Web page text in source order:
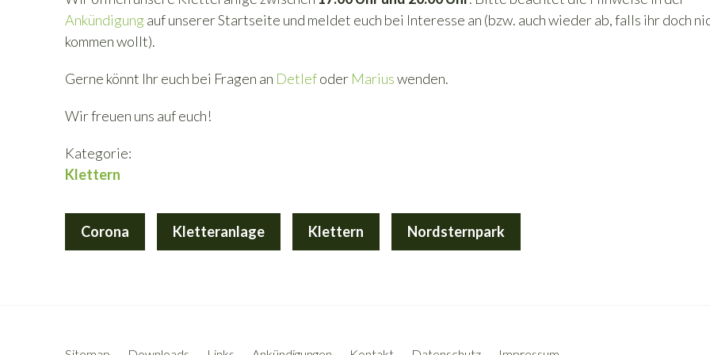
Ankündigung auf unserer Startseite und meldet euch bei Interesse an (bzw. auch wieder ab, falls ihr doch
kommen wollt).
Gerne könnt Ihr euch bei Fragen an Detlefoder Mariuswenden.
Wir freuen uns auf euch!
Kategorie:
Klettern
Corona Kletteranlage Klettern Nordsternpark